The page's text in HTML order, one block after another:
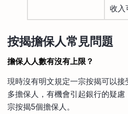
收入
按揭擔保人常見問題
擔保人人數有沒有上限？
現時沒有明文規定一宗按揭可以
多擔保人，有機會引起銀行的疑
宗按揭5個擔保人。